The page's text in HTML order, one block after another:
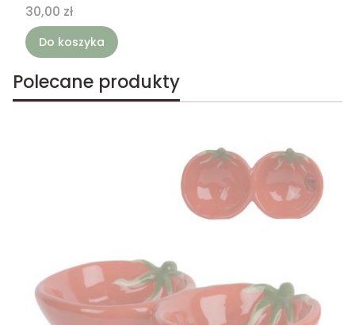
Cena
30,00 zł
Do koszyka
Polecane produkty